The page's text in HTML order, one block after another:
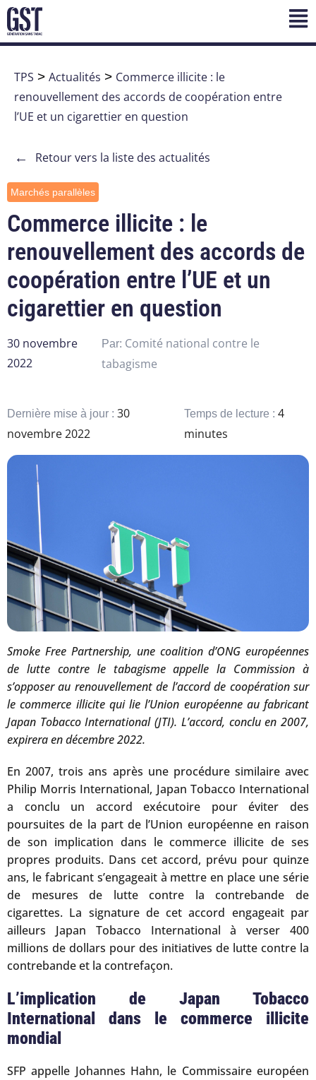
TPS > Actualités > Commerce illicite : le
renouvellement des accords de coopération entre
l’UE et un cigarettier en question
← Retour vers la liste des actualités
Marchés parallèles
Commerce illicite : le
renouvellement des accords de
coopération entre l’UE et un
cigarettier en question
30 novembre
2022
Par: Comité national contre le
tabagisme
Dernière mise à jour : 30
novembre 2022
Temps de lecture :4
minutes
Smoke Free Partnership, une coalition d’ONG européennes
de lutte contre le tabagisme appelle la Commission à
s’opposer au renouvellement de l’accord de coopération sur
le commerce illicite qui lie l’Union européenne au fabricant
Japan Tobacco International (JTI). L’accord, conclu en 2007,
expirera en décembre 2022.
En 2007, trois ans après une procédure similaire avec
Philip Morris International, Japan Tobacco International
a conclu un accord exécutoire pour éviter des
poursuites de la part de l’Union européenne en raison
de son implication dans le commerce illicite de ses
propres produits. Dans cet accord, prévu pour quinze
ans, le fabricant s’engageait à mettre en place une série
de mesures de lutte contre la contrebande de
cigarettes. La signature de cet accord engageait par
ailleurs Japan Tobacco International à verser 400
millions de dollars pour des initiatives de lutte contre la
contrebande et la contrefaçon.
L’implication de Japan Tobacco
International dans le commerce illicite
mondial
SFP appelle Johannes Hahn, le Commissaire européen